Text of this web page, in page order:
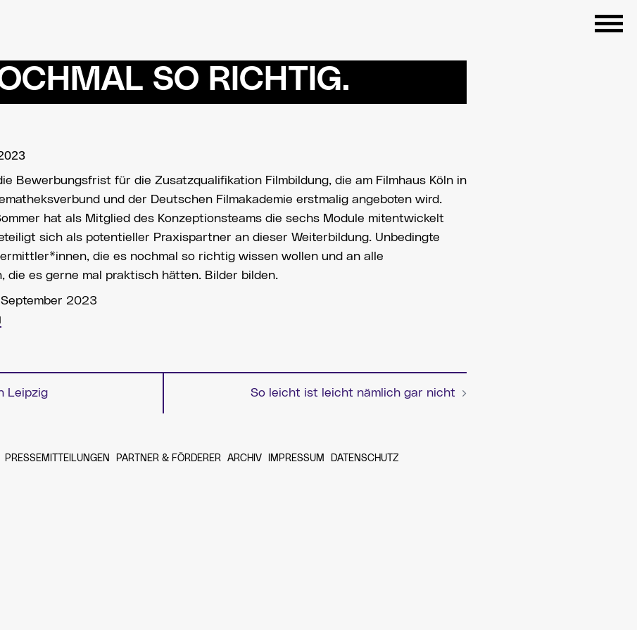
SO RICHTIG.
Bewerbungsfrist für die Zusatzqualifikation Filmbildung, die am Filmhaus Köln in
und der Deutschen Filmakademie erstmalig angeboten wird.
hat als Mitglied des Konzeptionsteams die sechs Module mitentwickelt
sich als potentieller Praxispartner an dieser Weiterbildung. Unbedingte
die es nochmal so richtig wissen wollen und an alle
die es gerne mal praktisch hätten. Bilder bilden.
2023
Leipzig So leicht ist leicht nämlich gar nicht
PRESSEMITTEILUNGEN PARTNER & FÖRDERER ARCHIV IMPRESSUM DATENSCHUTZ